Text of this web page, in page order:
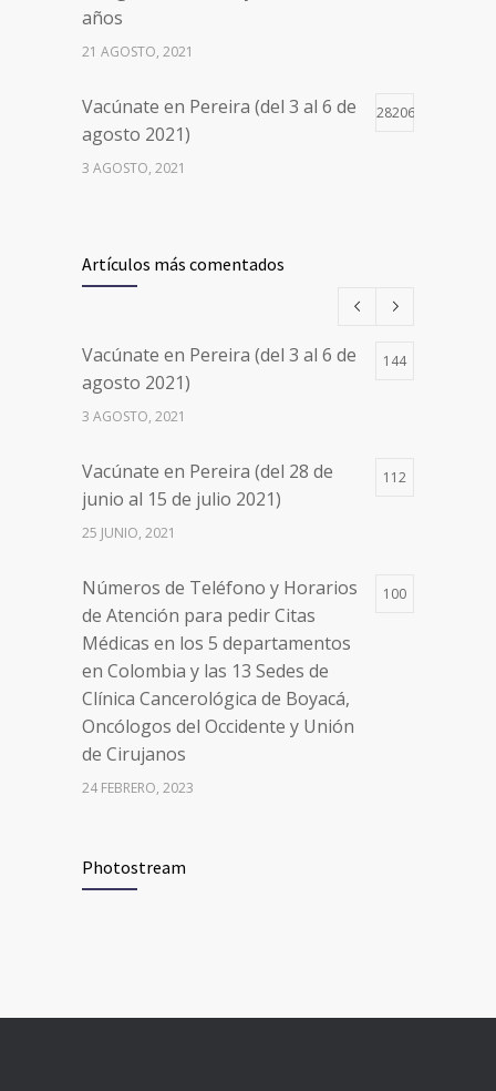
años
21 AGOSTO, 2021
Vacúnate en Pereira (del 3 al 6 de
agosto 2021)
28206
3 AGOSTO, 2021
de agosto 2021) mayores de 20
años
Números de Teléfono y Horarios
de Atención para pedir Citas
Médicas en los 5 departamentos
Clínica Cancerológica de Boyacá,
Oncólogos del Occidente y Unión
de Cirujanos
Artículos más comentados
Vacúnate en Pereira (del 3 al 6 de
agosto 2021)
144
3 AGOSTO, 2021
Vacúnate en Pereira (del 28 de
junio al 15 de julio 2021)
112
25 JUNIO, 2021
Números de Teléfono y Horarios
de Atención para pedir Citas
Médicas en los 5 departamentos
en Colombia y las 13 Sedes de
Clínica Cancerológica de Boyacá,
Oncólogos del Occidente y Unión
de Cirujanos
100
24 FEBRERO, 2023
junio 2021)
años
Photostream